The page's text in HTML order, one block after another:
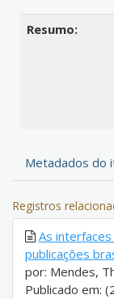
Resumo:
Metadados do
Registros
As
publicações
por: Mendes,
Publicado em: